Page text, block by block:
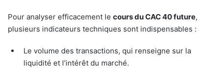
Pour analyser efficacement le cours du CAC 40 future,
plusieurs indicateurs techniques sont indispensables :
Le volume des transactions, qui renseigne sur la
liquidité et l’intérêt du marché.